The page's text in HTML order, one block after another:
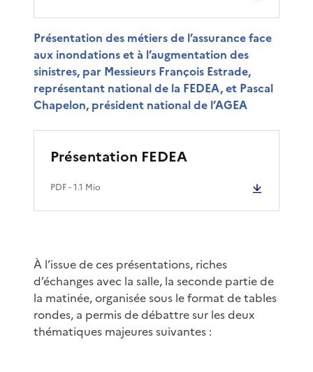
Présentation des métiers de l’assurance face
aux inondations et à l’augmentation des
sinistres, par Messieurs François Estrade,
représentant national de la FEDEA, et Pascal
Chapelon, président national de l’AGEA
Présentation FEDEA
PDF- 1.1 Mio
À l’issue de ces présentations, riches
d’échanges avec la salle, la seconde partie de
la matinée, organisée sous le format de tables
rondes, a permis de débattre sur les deux
thématiques majeures suivantes :